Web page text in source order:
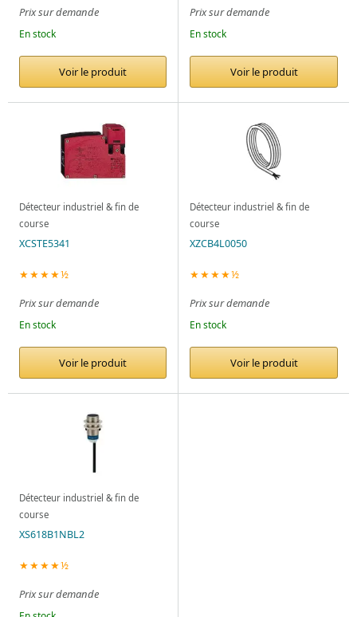
Prix sur demande
En stock
Voir le produit
Prix sur demande
En stock
Voir le produit
Détecteur industriel & fin de
course
XCSTE5341
★★★★½
Prix sur demande
En stock
Voir le produit
Détecteur industriel & fin de
course
XZCB4L0050
★★★★½
Prix sur demande
En stock
Voir le produit
Détecteur industriel & fin de
course
XS618B1NBL2
★★★★½
Prix sur demande